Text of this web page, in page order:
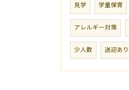
見学 学童保育
アレルギー対策
少人数 送迎あり